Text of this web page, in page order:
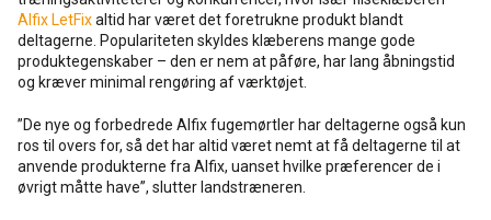
Alfix LetFixaltid har været det foretrukne produkt blandt
deltagerne. Populariteten skyldes klæberens mange gode
produktegenskaber – den er nem at påføre, har lang åbningstid
og kræver minimal rengøring af værktøjet.
”De nye og forbedrede Alfix fugemørtler har deltagerne også kun
ros til overs for, så det har altid været nemt at få deltagerne til at
anvende produkterne fra Alfix, uanset hvilke præferencer de i
øvrigt måtte have”, slutter landstræneren.